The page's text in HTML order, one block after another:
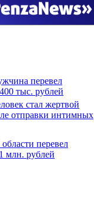
перевел
тыс. рублей
стал жертвой
отправки интимных
перевел
млн. рублей